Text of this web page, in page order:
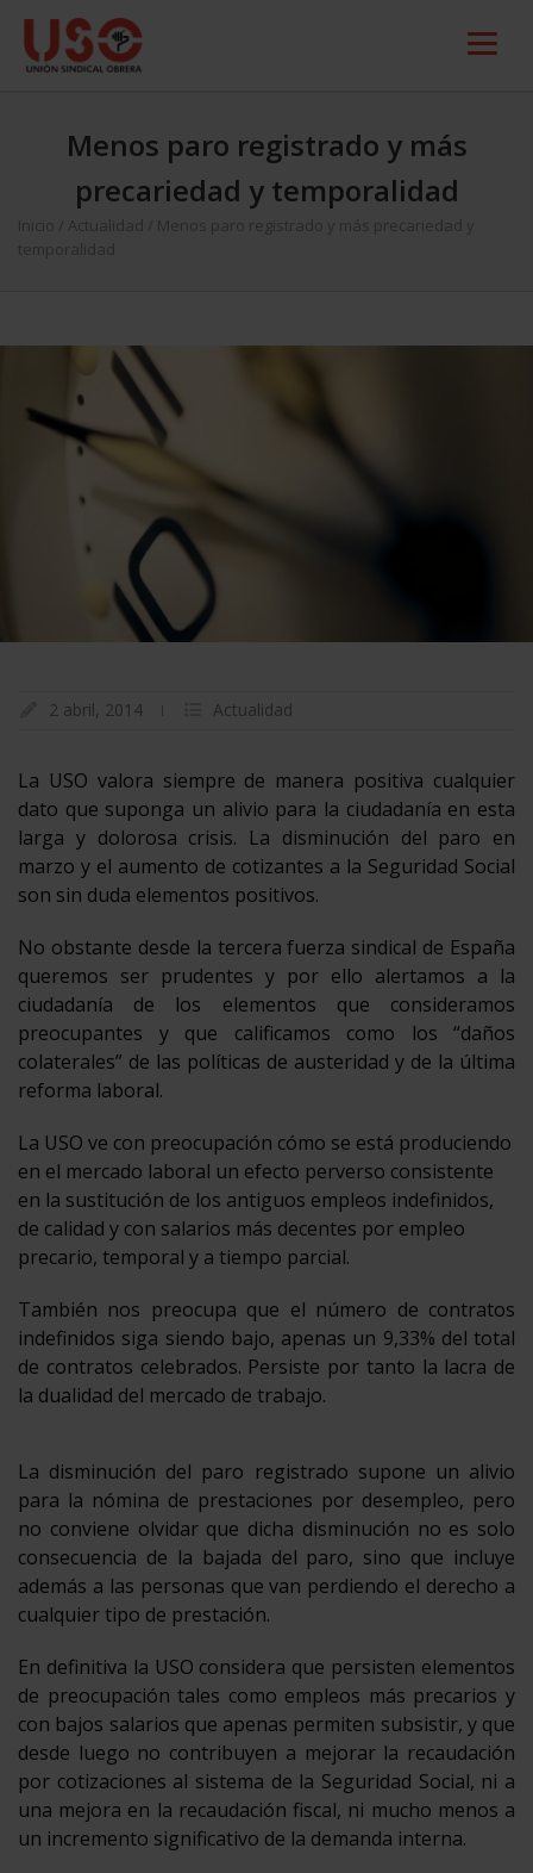
Menos paro registrado y más
precariedad y temporalidad
Inicio Actualidad
Menos paro registrado y más precariedad y
temporalidad
2 abril, 2014 Actualidad
La USO valora siempre de manera positiva cualquier
dato que suponga un alivio para la ciudadanía en esta
larga y dolorosa crisis. La disminución del paro en
marzo y el aumento de cotizantes a la Seguridad Social
son sin duda elementos positivos.
No obstante desde la tercera fuerza sindical de España
queremos ser prudentes y por ello alertamos a la
ciudadanía de los elementos que consideramos
preocupantes y que calificamos como los “daños
colaterales” de las políticas de austeridad y de la última
reforma laboral.
La USO ve con preocupación cómo se está produciendo
en el mercado laboral un efecto perverso consistente
en la sustitución de los antiguos empleos indefinidos,
de calidad y con salarios más decentes por empleo
precario, temporal y a tiempo parcial.
También nos preocupa que el número de contratos
indefinidos siga siendo bajo, apenas un 9,33% del total
de contratos celebrados. Persiste por tanto la lacra de
la dualidad del mercado de trabajo.
La disminución del paro registrado supone un alivio
para la nómina de prestaciones por desempleo, pero
no conviene olvidar que dicha disminución no es solo
consecuencia de la bajada del paro, sino que incluye
además a las personas que van perdiendo el derecho a
cualquier tipo de prestación.
En definitiva la USO considera que persisten elementos
de preocupación tales como empleos más precarios y
con bajos salarios que apenas permiten subsistir, y que
desde luego no contribuyen a mejorar la recaudación
por cotizaciones al sistema de la Seguridad Social, ni a
una mejora en la recaudación fiscal, ni mucho menos a
un incremento significativo de la demanda interna.